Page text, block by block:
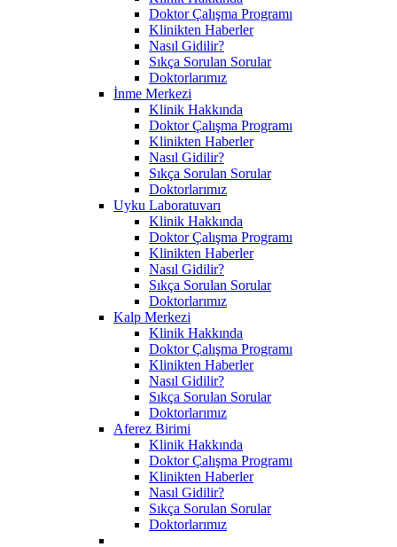
Doktor Çalışma Programı
Klinikten Haberler
Nasıl Gidilir?
Sıkça Sorulan Sorular
Doktorlarımız
İnme Merkezi
Klinik Hakkında
Doktor Çalışma Programı
Klinikten Haberler
Nasıl Gidilir?
Sıkça Sorulan Sorular
Doktorlarımız
Uyku Laboratuvarı
Klinik Hakkında
Doktor Çalışma Programı
Klinikten Haberler
Nasıl Gidilir?
Sıkça Sorulan Sorular
Doktorlarımız
Kalp Merkezi
Klinik Hakkında
Doktor Çalışma Programı
Klinikten Haberler
Nasıl Gidilir?
Sıkça Sorulan Sorular
Doktorlarımız
Aferez Birimi
Klinik Hakkında
Doktor Çalışma Programı
Klinikten Haberler
Nasıl Gidilir?
Sıkça Sorulan Sorular
Doktorlarımız